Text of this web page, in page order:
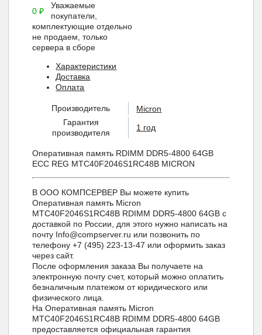
0₽
Уважаемые
покупатели,
комплектующие отдельно
не продаем, только
сервера в сборе
Характеристики
Доставка
Оплата
Производитель
Micron
Гарантия
производителя
1 год
Оперативная память RDIMM DDR5-4800 64GB
ECC REG MTC40F2046S1RC48B MICRON
В ООО КОМПСЕРВЕР Вы можете купить
Оперативная память Micron
MTC40F2046S1RC48B RDIMM DDR5-4800 64GB с
доставкой по России, для этого нужно написать на
почту Info@compserver.ru или позвонить по
телефону +7 (495) 223-13-47 или оформить заказ
через сайт.
После оформления заказа Вы получаете на
электронную почту счет, который можно оплатить
безналичным платежом от юридического или
физического лица.
На Оперативная память Micron
MTC40F2046S1RC48B RDIMM DDR5-4800 64GB
предоставляется официальная гарантия